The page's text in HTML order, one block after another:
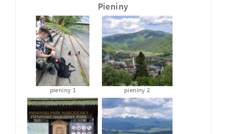
Pieniny
pieniny 1 pieniny 2